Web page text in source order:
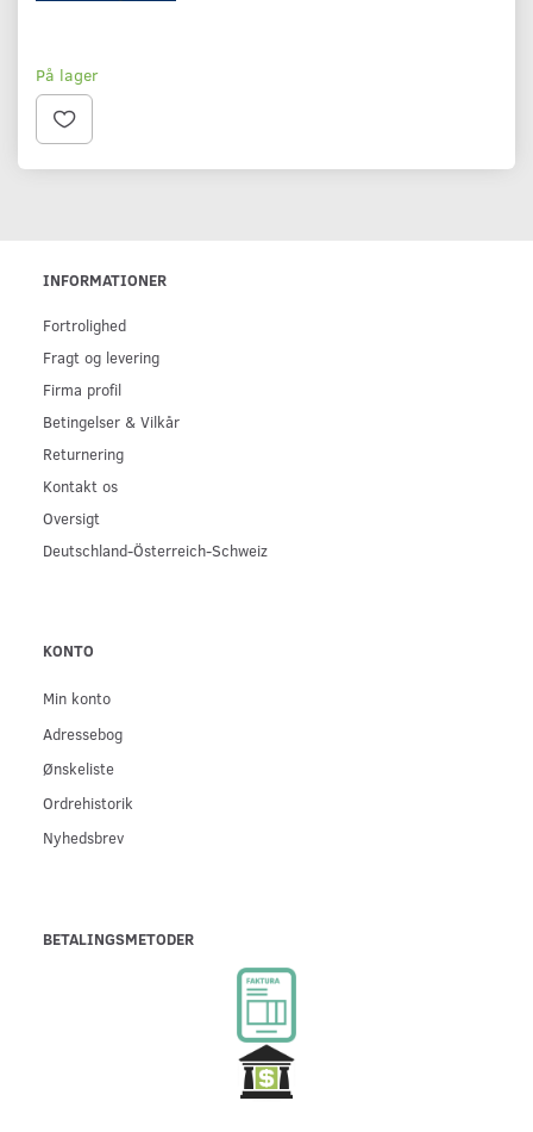
På lager
INFORMATIONER
Fortrolighed
Fragt og levering
Firma profil
Betingelser & Vilkår
Returnering
Kontakt os
Oversigt
Deutschland-Österreich-Schweiz
KONTO
Min konto
Adressebog
Ønskeliste
Ordrehistorik
Nyhedsbrev
BETALINGSMETODER